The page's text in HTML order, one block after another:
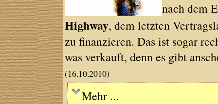
nach dem
Highway, dem letzten
zu finanzieren. Das ist sogar
was verkauft, denn es gibt
(16.10.2010)
Mehr ...